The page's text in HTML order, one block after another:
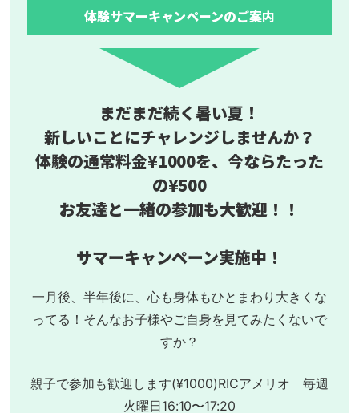
体験サマーキャンペーンのご案内
まだまだ続く暑い夏！
新しいことにチャレンジしませんか？
体験の通常料金¥1000を、今ならたった
の¥500
お友達と一緒の参加も大歓迎！！
サマーキャンペーン実施中！
一月後、半年後に、心も身体もひとまわり大きくな
ってる！ そんなお子様やご自身を見てみたくないで
すか？
親子で参加も歓迎します(¥1000)RICアメリオ 毎週
火曜日16:10〜17:20